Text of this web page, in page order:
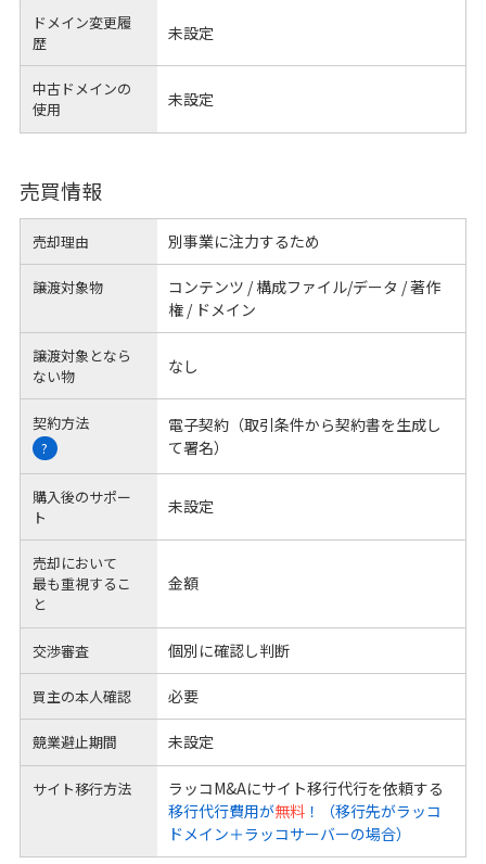
ドメイン変更履
歴
未設定
中古ドメインの
使用
未設定
売買情報
売却理由 別事業に注力するため
譲渡対象物
コンテンツ / 構成ファイル/データ / 著作
権 / ドメイン
譲渡対象となら
ない物
なし
契約方法
?
電子契約（取引条件から契約書を生成し
て署名）
購入後のサポー
ト
未設定
売却において
最も重視するこ
と
金額
交渉審査 個別に確認し判断
買主の本人確認 必要
競業避止期間 未設定
サイト移行方法
ラッコM&Aにサイト移行代行を依頼する
移行代行費用が無料！（移行先がラッコ
ドメイン＋ラッコサーバーの場合）